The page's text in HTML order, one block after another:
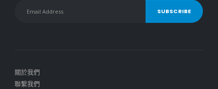
關於我們
聯繫我們